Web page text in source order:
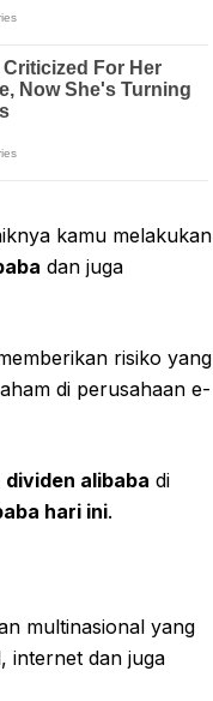
kamu melakukan
dan juga
risiko yang
di perusahaan e-
dividen alibaba di
hari ini.
multinasional yang
internet dan juga